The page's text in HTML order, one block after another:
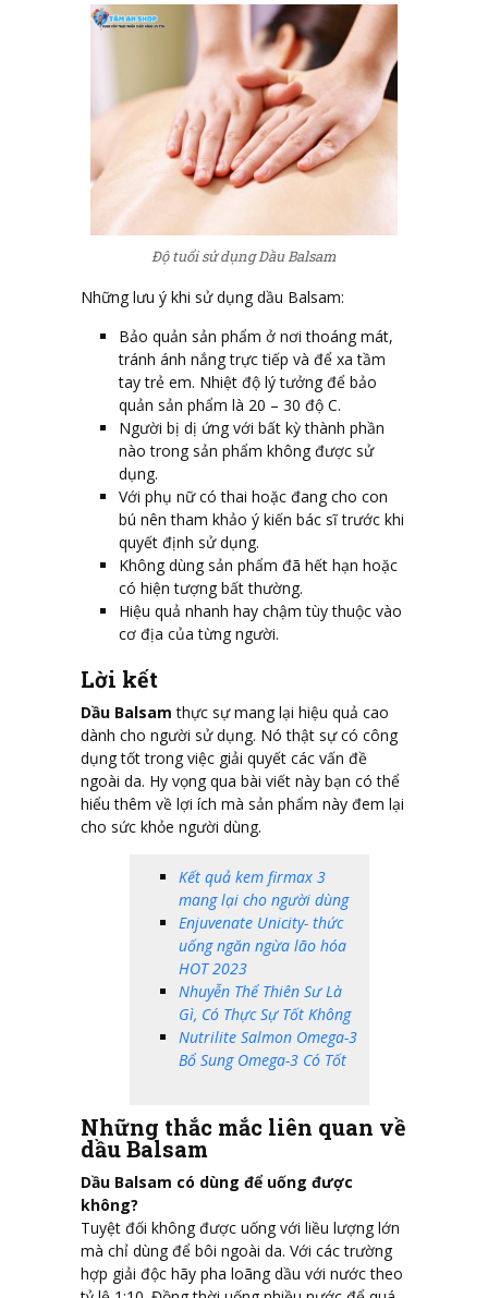
Độ tuổi sử dụng Dầu Balsam
Những lưu ý khi sử dụng dầu Balsam:
Bảo quản sản phẩm ở nơi thoáng mát,
tránh ánh nắng trực tiếp và để xa tầm
tay trẻ em. Nhiệt độ lý tưởng để bảo
quản sản phẩm là 20 – 30 độ C.
Người bị dị ứng với bất kỳ thành phần
nào trong sản phẩm không được sử
dụng.
Với phụ nữ có thai hoặc đang cho con
bú nên tham khảo ý kiến bác sĩ trước khi
quyết định sử dụng.
Không dùng sản phẩm đã hết hạn hoặc
có hiện tượng bất thường.
Hiệu quả nhanh hay chậm tùy thuộc vào
cơ địa của từng người.
Lời kết
Dầu Balsam thực sự mang lại hiệu quả cao
dành cho người sử dụng. Nó thật sự có công
dụng tốt trong việc giải quyết các vấn đề
ngoài da. Hy vọng qua bài viết này bạn có thể
hiểu thêm về lợi ích mà sản phẩm này đem lại
cho sức khỏe người dùng.
Kết quả kem firmax 3
mang lại cho người dùng
Enjuvenate Unicity- thức
uống ngăn ngừa lão hóa
HOT 2023
Nhuyễn Thể Thiên Sư Là
Gì, Có Thực Sự Tốt Không
Nutrilite Salmon Omega-3
Bổ Sung Omega-3 Có Tốt
Những thắc mắc liên quan về
dầu Balsam
Dầu Balsam có dùng để uống được
không?
Tuyệt đối không được uống với liều lượng lớn
mà chỉ dùng để bôi ngoài da. Với các trường
hợp giải độc hãy pha loãng dầu với nước theo